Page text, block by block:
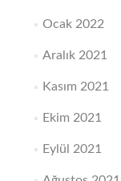
Ocak 2022
Aralık 2021
Kasım 2021
Ekim 2021
Eylül 2021